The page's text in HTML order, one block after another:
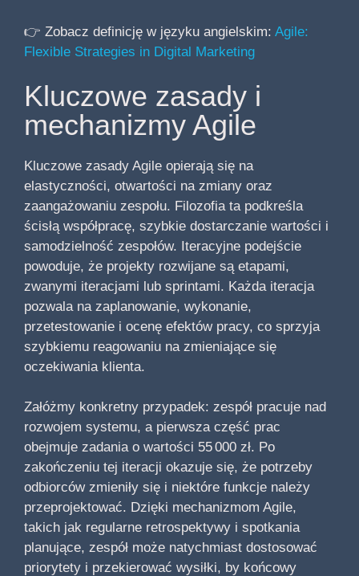
👉 Zobacz definicję w języku angielskim: Agile:
Flexible Strategies in Digital Marketing
Kluczowe zasady i
mechanizmy Agile
Kluczowe zasady Agile opierają się na
elastyczności, otwartości na zmiany oraz
zaangażowaniu zespołu. Filozofia ta podkreśla
ścisłą współpracę, szybkie dostarczanie wartości i
samodzielność zespołów. Iteracyjne podejście
powoduje, że projekty rozwijane są etapami,
zwanymi iteracjami lub sprintami. Każda iteracja
pozwala na zaplanowanie, wykonanie,
przetestowanie i ocenę efektów pracy, co sprzyja
szybkiemu reagowaniu na zmieniające się
oczekiwania klienta.
Załóżmy konkretny przypadek: zespół pracuje nad
rozwojem systemu, a pierwsza część prac
obejmuje zadania o wartości 55 000 zł. Po
zakończeniu tej iteracji okazuje się, że potrzeby
odbiorców zmieniły się i niektóre funkcje należy
przeprojektować. Dzięki mechanizmom Agile,
takich jak regularne retrospektywy i spotkania
planujące, zespół może natychmiast dostosować
priorytety i przekierować wysiłki, by końcowy